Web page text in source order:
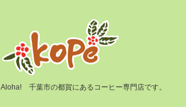
Aloha! 千葉市の都賀にあるコーヒー専門店です。